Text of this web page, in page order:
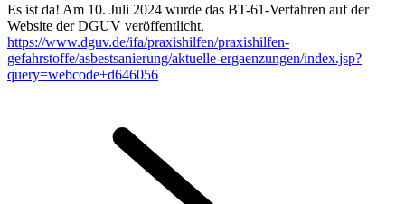
Es ist da! Am 10. Juli 2024 wurde das BT-61-Verfahren auf der
Website der DGUV veröffentlicht.
https://www.dguv.de/ifa/praxishilfen/praxishilfen-
gefahrstoffe/asbestsanierung/aktuelle-ergaenzungen/index.jsp?
query=webcode+d646056